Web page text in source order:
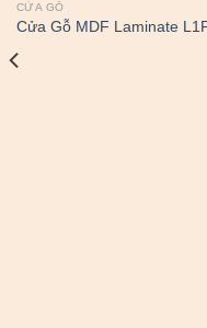
CỬA GỖ
Cửa Gỗ MDF Laminate